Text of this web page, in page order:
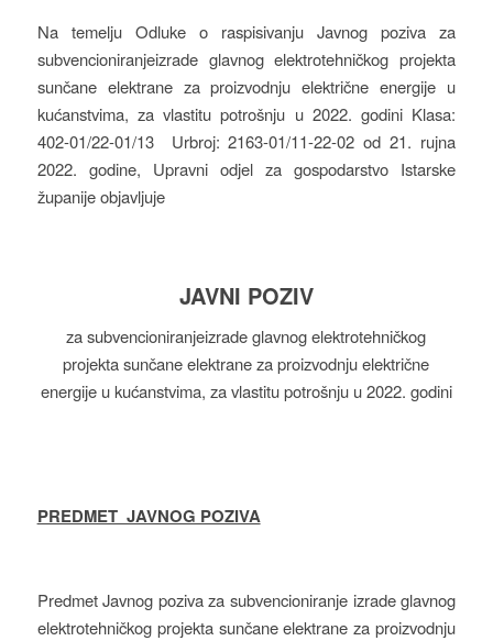
Na temelju Odluke o raspisivanju Javnog poziva za
subvencioniranjeizrade glavnog elektrotehničkog projekta
sunčane elektrane za proizvodnju električne energije u
kućanstvima, za vlastitu potrošnju u 2022. godini Klasa:
402-01/22-01/13 Urbroj: 2163-01/11-22-02 od 21. rujna
2022. godine, Upravni odjel za gospodarstvo Istarske
županije objavljuje
JAVNI POZIV
za subvencioniranjeizrade glavnog elektrotehničkog
projekta sunčane elektrane za proizvodnju električne
energije u kućanstvima, za vlastitu potrošnju u 2022. godini
PREDMET JAVNOG POZIVA
Predmet Javnog poziva za subvencioniranje izrade glavnog
elektrotehničkog projekta sunčane elektrane za proizvodnju